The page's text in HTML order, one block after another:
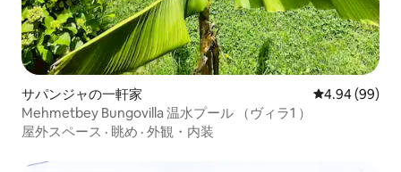
サパンジャの一軒家 レビュー99件
4.94 (99)
Mehmetbey Bungovilla 温水プール （ヴィラ1 ）
屋外スペース · 眺め · 外観・内装